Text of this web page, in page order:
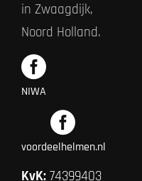
in Zwaagdijk,
Noord Holland.
NIWA
voordeelhelmen.nl
KvK: 74399403